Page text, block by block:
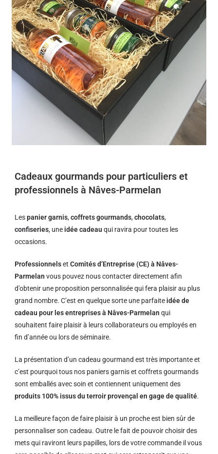
Cadeaux gourmands pour particuliers et
professionnels à Nâves-Parmelan
Lespanier garnis,coffrets gourmands,chocolats,
confiseries, une idée cadeau qui ravira pour toutes les
occasions.
Professionnelset Comités d’Entreprise (CE) à Nâves-
Parmelan vous pouvez nous contacter directement afin
d’obtenir une proposition personnalisée qui fera plaisir au plus
grand nombre. C’est en quelque sorte une parfaite idée de
cadeau pour les entreprises à Nâves-Parmelan qui
souhaitent faire plaisir à leurs collaborateurs ou employés en
fin d’année ou lors de séminaire.
La présentation d’un cadeau gourmand est très importante et
c’est pourquoi tous nos paniers garnis et coffrets gourmands
sont emballés avec soin et contiennent uniquement des
produits 100% issus du terroir provençal en gage de qualité.
La meilleure façon de faire plaisir à un proche est bien sûr de
personnaliser son cadeau. Outre le fait de pouvoir choisir des
mets qui raviront leurs papilles, lors de votre commande il vous